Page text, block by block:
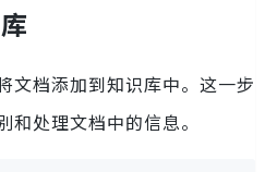
文档添加到知识库中。这一步
处理文档中的信息。